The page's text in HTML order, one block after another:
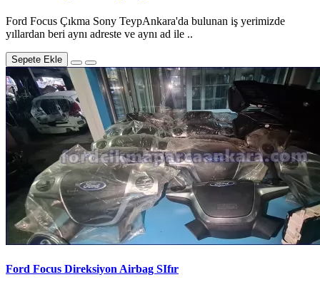
Ford Focus Çıkma Sony TeypAnkara'da bulunan iş yerimizde
yıllardan beri aynı adreste ve aynı ad ile ..
Sepete Ekle
Ford Focus Direksiyon Airbag SIfır